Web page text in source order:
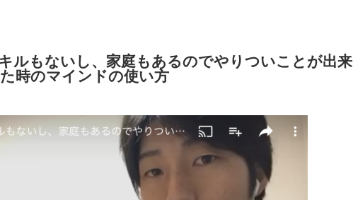
キルもないし、家庭もあるのでやりついことが出来
時のマインドの使い方